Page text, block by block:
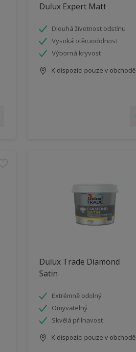
Dulux Expert Matt
Dlouhá životnost odstínu
Vysoká otěruodolnost
Výborná kryvost
K dispozici pouze v obchodě
Dulux Trade Diamond
Satin
Extrémně odolný
Omyvatelný
Skvělá přilnavost
K dispozici pouze v obchodě